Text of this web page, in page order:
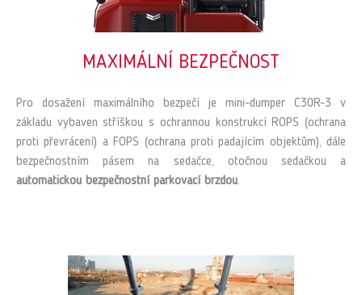
MAXIMÁLNÍ BEZPEČNOST
Pro dosažení maximálního bezpečí je mini-dumper C30R-3 v
základu vybaven stříškou s ochrannou konstrukcí ROPS (ochrana
proti převrácení) a FOPS (ochrana proti padajícím objektům), dále
bezpečnostním pásem na sedačce, otočnou sedačkou a
automatickou bezpečnostní parkovací brzdou.